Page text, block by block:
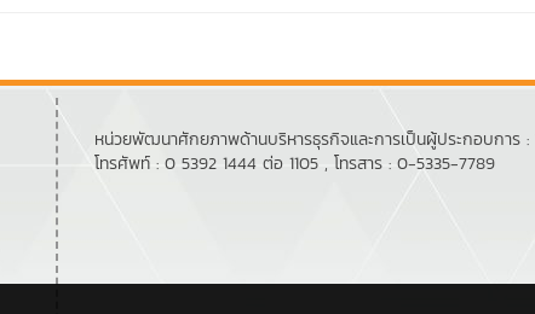
หน่วยพัฒนาศักยภาพด้านบริหารธุรกิจและการเป็นผู้ประกอบการ :
โทรศัพท์ : 0 5392 1444 ต่อ 1105 , โทรสาร : 0-5335-7789